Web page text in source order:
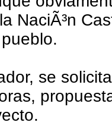
NaciÃ³n
se